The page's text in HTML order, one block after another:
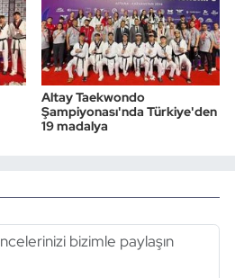
Altay Taekwondo
Şampiyonası'nda Türkiye'den
19 madalya